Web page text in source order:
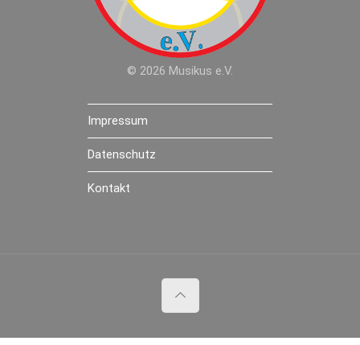
© 2026 Musikus e.V.
Impressum
Datenschutz
Kontakt